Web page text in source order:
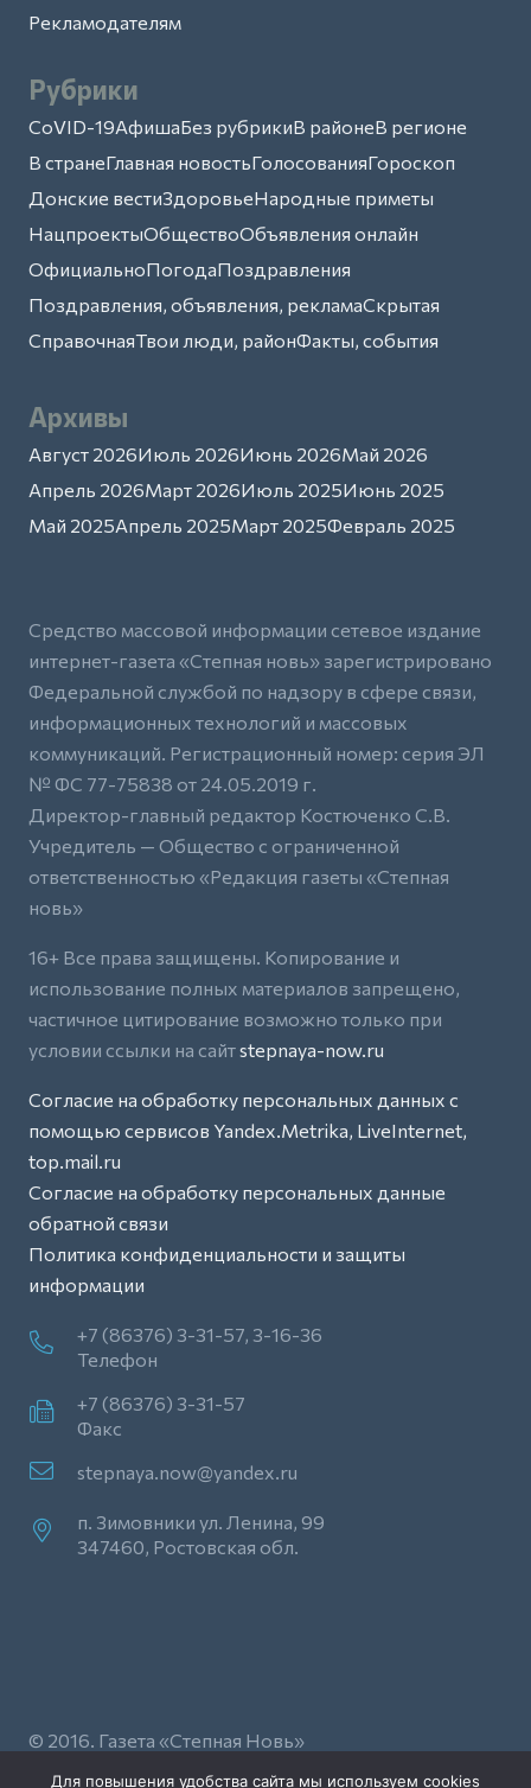
Рекламодателям
Рубрики
CoVID-19АфишаБез рубрикиВ районеВ регионе
В странеГлавная новостьГолосованияГороскоп
Донские вестиЗдоровьеНародные приметы
НацпроектыОбществоОбъявления онлайн
ОфициальноПогодаПоздравления
Поздравления, объявления, рекламаСкрытая
СправочнаяТвои люди, районФакты, события
Архивы
Август 2026Июль 2026Июнь 2026Май 2026
Апрель 2026Март 2026Июль 2025Июнь 2025
Май 2025Апрель 2025Март 2025Февраль 2025
Средство массовой информации сетевое издание
интернет-газета «Степная новь» зарегистрировано
Федеральной службой по надзору в сфере связи,
информационных технологий и массовых
коммуникаций. Регистрационный номер: серия ЭЛ
№ ФС 77-75838 от 24.05.2019 г.
Директор-главный редактор Костюченко С.В.
Учредитель — Общество с ограниченной
ответственностью «Редакция газеты «Степная
новь»
16+ Все права защищены. Копирование и
использование полных материалов запрещено,
частичное цитирование возможно только при
условии ссылки на сайтstepnaya-now.ru
Согласие на обработку персональных данных с
помощью сервисов Yandex.Metrika, LiveInternet,
top.mail.ru
Согласие на обработку персональных данные
обратной связи
Политика конфиденциальности и защиты
информации
+7 (86376) 3-31-57, 3-16-36
Телефон
+7 (86376) 3-31-57
Факс
stepnaya.now@yandex.ru
п. Зимовники ул. Ленина, 99
347460, Ростовская обл.
© 2016. Газета «Степная Новь»
Для повышения удобства сайта мы используем cookies